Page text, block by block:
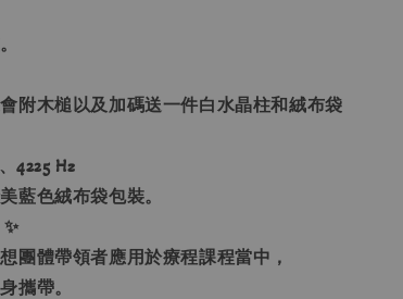
附木槌以及加碼送一件白水晶柱和絨布袋
4225 Hz
藍色絨布袋包裝。
團體帶領者應用於療程課程當中，
攜帶。